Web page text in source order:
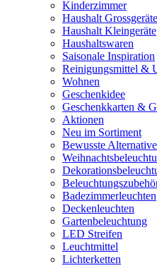
Kinderzimmer
Haushalt Grossgeräte
Haushalt Kleingeräte
Haushaltswaren
Saisonale Inspiration
Reinigungsmittel &
Wohnen
Geschenkidee
Geschenkkarten &
Aktionen
Neu im Sortiment
Bewusste
Badezimmerleuchten
Deckenleuchten
Gartenbeleuchtung
LED Streifen
Leuchtmittel
Lichterketten